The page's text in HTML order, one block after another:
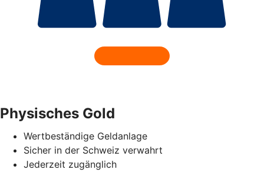
Physisches Gold
Wertbeständige Geldanlage
Sicher in der Schweiz verwahrt
Jederzeit zugänglich